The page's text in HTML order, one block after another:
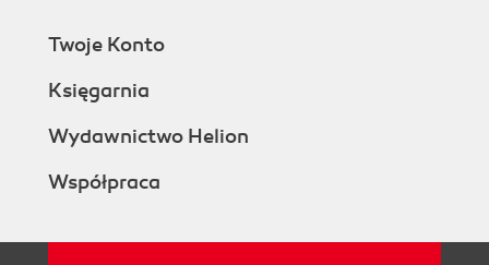
Twoje Konto
Księgarnia
Wydawnictwo Helion
Współpraca